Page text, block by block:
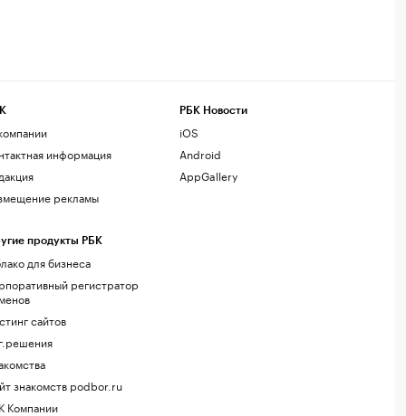
информация
рекламы
продукты РБК
для бизнеса
регистратор
сайтов
знакомств podbor.ru
Компании
РБК Новости
iOS
Android
AppGallery